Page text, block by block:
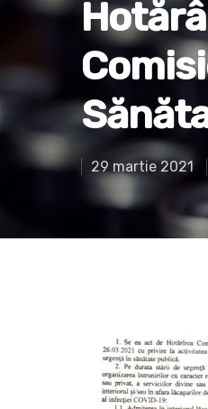
Hit
29 martie 2021